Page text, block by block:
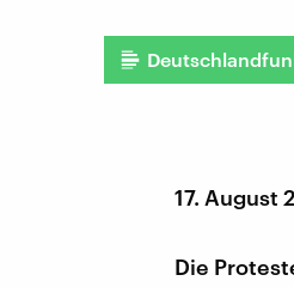
17. August
Die